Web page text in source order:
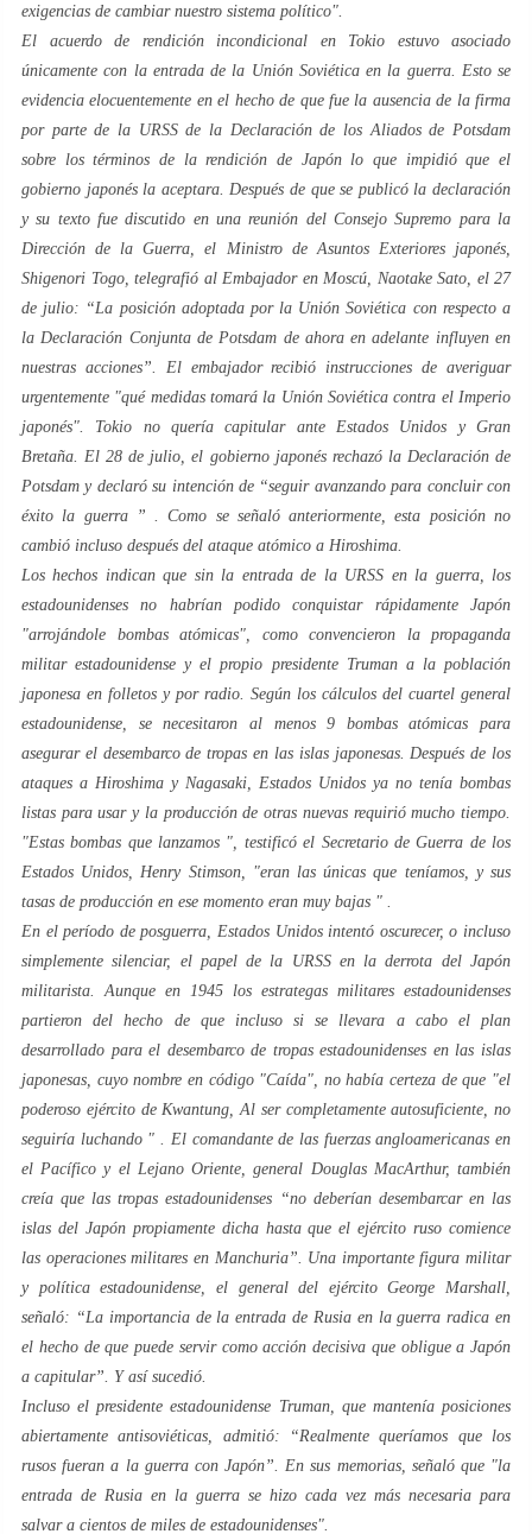
exigencias de cambiar nuestro sistema político".
El acuerdo de rendición incondicional en Tokio estuvo asociado
únicamente con la entrada de la Unión Soviética en la guerra. Esto se
evidencia elocuentemente en el hecho de que fue la ausencia de la firma
por parte de la URSS de la Declaración de los Aliados de Potsdam
sobre los términos de la rendición de Japón lo que impidió que el
gobierno japonés la aceptara. Después de que se publicó la declaración
y su texto fue discutido en una reunión del Consejo Supremo para la
Dirección de la Guerra, el Ministro de Asuntos Exteriores japonés,
Shigenori Togo, telegrafió al Embajador en Moscú, Naotake Sato, el 27
de julio: “La posición adoptada por la Unión Soviética con respecto a
la Declaración Conjunta de Potsdam de ahora en adelante influyen en
nuestras acciones”.
El embajador recibió instrucciones de averiguar
urgentemente "qué medidas tomará la Unión Soviética contra el Imperio
japonés".
Tokio no quería capitular ante Estados Unidos y Gran
Bretaña. El 28 de julio, el gobierno japonés rechazó la Declaración de
Potsdam y declaró su intención de “seguir avanzando para concluir con
éxito la guerra” . Como se señaló anteriormente, esta posición no
cambió incluso después del ataque atómico a Hiroshima.
Los hechos indican que sin la entrada de la URSS en la guerra, los
estadounidenses no habrían podido conquistar rápidamente Japón
"arrojándole bombas atómicas", como convencieron la propaganda
militar estadounidense y el propio presidente Truman a la población
japonesa en folletos y por radio. Según los cálculos del cuartel general
estadounidense, se necesitaron al menos 9 bombas atómicas para
asegurar el desembarco de tropas en las islas japonesas. Después de los
ataques a Hiroshima y Nagasaki, Estados Unidos ya no tenía bombas
listas para usar y la producción de otras nuevas requirió mucho tiempo.
"Estas bombas que lanzamos ", testificó el Secretario de Guerra de los
Estados Unidos, Henry Stimson, "eran las únicas que teníamos, y sus
tasas de producción en ese momento eran muy bajas " .
En el período de posguerra, Estados Unidos intentó oscurecer, o incluso
simplemente silenciar, el papel de la URSS en la derrota del Japón
militarista. Aunque en 1945 los estrategas militares estadounidenses
partieron del hecho de que incluso si se llevara a cabo el plan
desarrollado para el desembarco de tropas estadounidenses en las islas
japonesas, cuyo nombre en código "Caída", no había certeza de que "el
poderoso ejército de Kwantung, Al ser completamente autosuficiente, no
seguiría luchando" . El comandante de las fuerzas angloamericanas en
el Pacífico y el Lejano Oriente, general Douglas MacArthur, también
creía que las tropas estadounidenses “no deberían desembarcar en las
islas del Japón propiamente dicha hasta que el ejército ruso comience
las operaciones militares en Manchuria”. Una importante figura militar
y política estadounidense, el general del ejército George Marshall,
señaló: “La importancia de la entrada de Rusia en la guerra radica en
el hecho de que puede servir como acción decisiva que obligue a Japón
a capitular”.
Y así sucedió.
Incluso el presidente estadounidense Truman, que mantenía posiciones
abiertamente antisoviéticas, admitió:
“Realmente queríamos que los
rusos fueran a la guerra con Japón”. En sus memorias, señaló que "la
entrada de Rusia en la guerra se hizo cada vez más necesaria para
salvar a cientos de miles de estadounidenses".